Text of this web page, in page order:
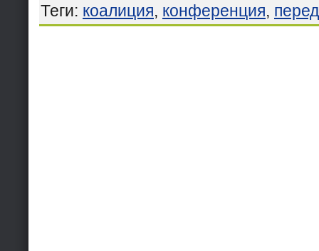
Теги: коалиция, конференция,